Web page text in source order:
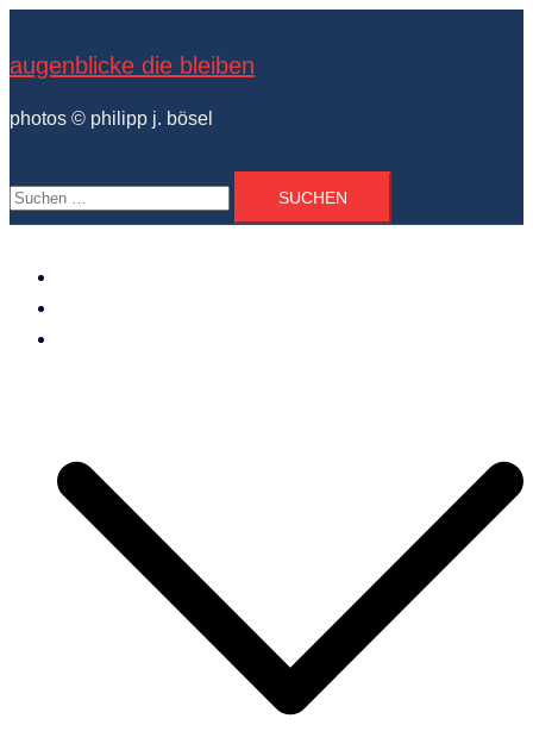
springen
augenblicke die bleiben
photos © philipp j. bösel
Suchen
nach: